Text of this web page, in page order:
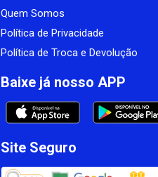
Quem Somos
Política de Privacidade
Política de Troca e Devolução
Baixe já nosso APP
Site Seguro